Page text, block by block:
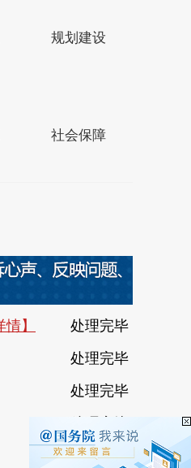
规划建设
社会保障
机构名录